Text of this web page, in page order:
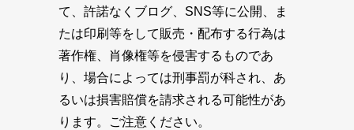
て、許諾なくブログ、SNS等に公開、ま
たは印刷等をして販売・配布する行為は
著作権、肖像権等を侵害するものであ
り、場合によっては刑事罰が科され、あ
るいは損害賠償を請求される可能性があ
ります。ご注意ください。